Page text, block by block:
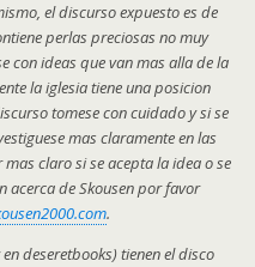
el discurso expuesto es de
perlas preciosas no muy
con ideas que van mas alla de la
la iglesia tiene una posicion
tomese con cuidado y si se
mas claramente en las
claro si se acepta la idea o se
acerca de Skousen por favor
.
deseretbooks) tienen el disco